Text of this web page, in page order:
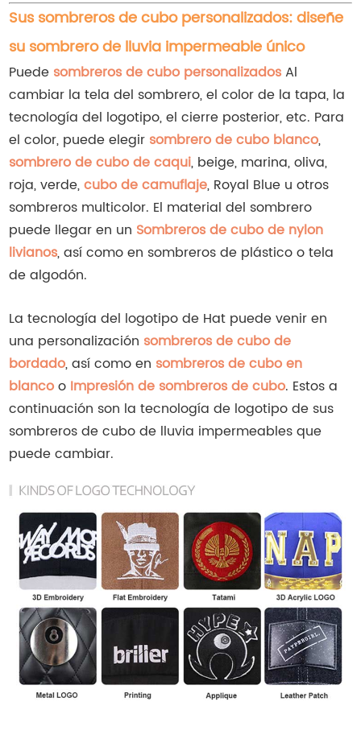
Sus sombreros de cubo personalizados: diseñe
su sombrero de lluvia impermeable único
Puede sombreros de cubo personalizadosAl
cambiar la tela del sombrero, el color de la tapa, la
tecnología del logotipo, el cierre posterior, etc. Para
el color, puede elegir sombrero de cubo blanco,
sombrero de cubo de caqui, beige, marina, oliva,
roja, verde,cubo de camuflaje, Royal Blue u otros
sombreros multicolor. El material del sombrero
puede llegar en un Sombreros de cubo de nylon
livianos, así como en sombreros de plástico o tela
de algodón.
La tecnología del logotipo de Hat puede venir en
una personalización sombreros de cubo de
bordado, así como en sombreros de cubo en
blancoo Impresión de sombreros de cubo. Estos a
continuación son la tecnología de logotipo de sus
sombreros de cubo de lluvia impermeables que
puede cambiar.